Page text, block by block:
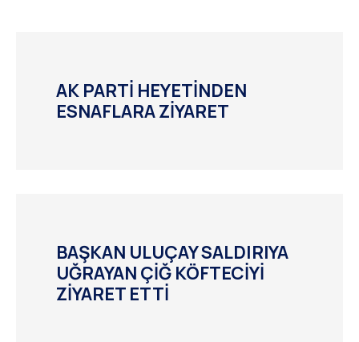
AK PARTİ HEYETİNDEN
ESNAFLARA ZİYARET
BAŞKAN ULUÇAY SALDIRIYA
UĞRAYAN ÇİĞ KÖFTECİYİ
ZİYARET ETTİ